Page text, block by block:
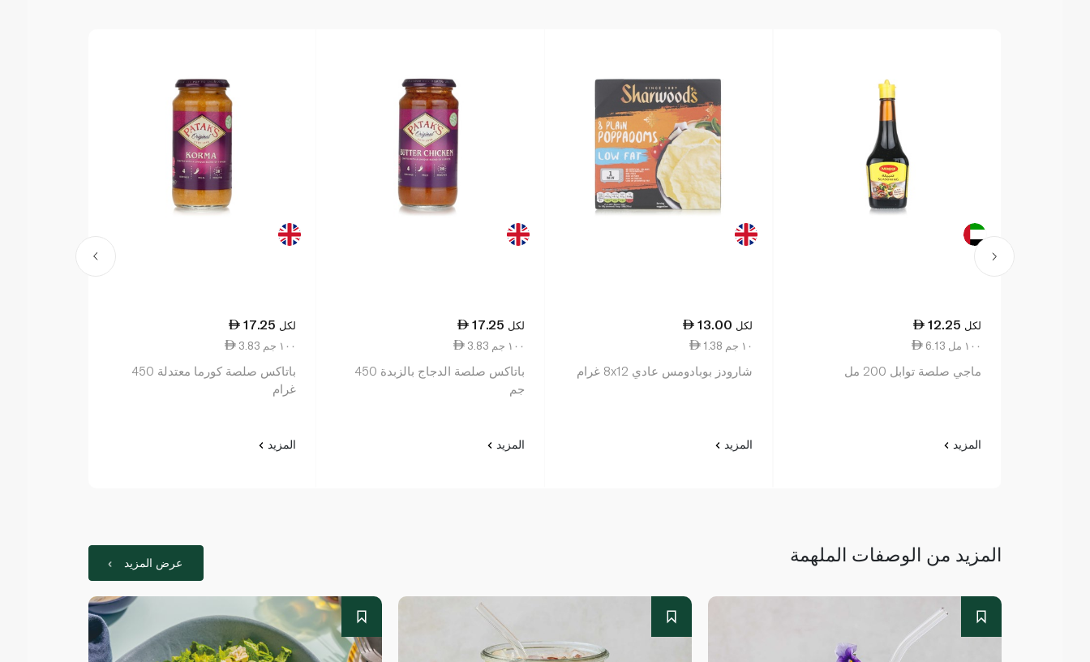
12.25 لكل
6.13 ١٠٠ مل
ماجي صلصة توابل 200 مل
المزيد
13.00 لكل
1.38 ١٠ جم
شارودز بوبادومس عادي 8x12 غرام
المزيد
17.25 لكل
3.83 ١٠٠ جم
باتاكس صلصة الدجاج بالزبدة 450
جم
المزيد
17.25 لكل
3.83 ١٠٠ جم
باتاكس صلصة كورما معتدلة 450
غرام
المزيد
المزيد من الوصفات الملهمة عرض المزيد